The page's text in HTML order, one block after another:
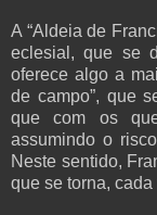
A “Aldeia de
eclesial, que se
oferece algo a
de campo”, que
que com os
assumindo o
Neste sentido,
que se torna,